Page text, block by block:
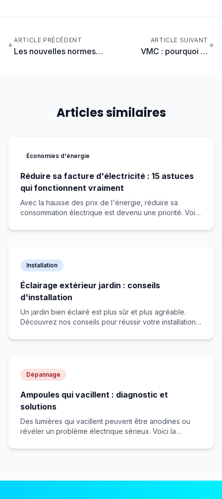
ARTICLE PRÉCÉDENT
Les nouvelles normes
ARTICLE SUIVANT
VMC : pourquoi et
Articles similaires
Économies d'énergie
Réduire sa facture d'électricité : 15 astuces
qui fonctionnent vraiment
Avec la hausse des prix de l'énergie, réduire sa
consommation électrique est devenu une priorité. Voici
Installation
Éclairage extérieur jardin : conseils
d'installation
Un jardin bien éclairé est plus sûr et plus agréable.
Découvrez nos conseils pour réussir votre installation
Dépannage
Ampoules qui vacillent : diagnostic et
solutions
Des lumières qui vacillent peuvent être anodines ou
révéler un problème électrique sérieux. Voici la
comment réagir.